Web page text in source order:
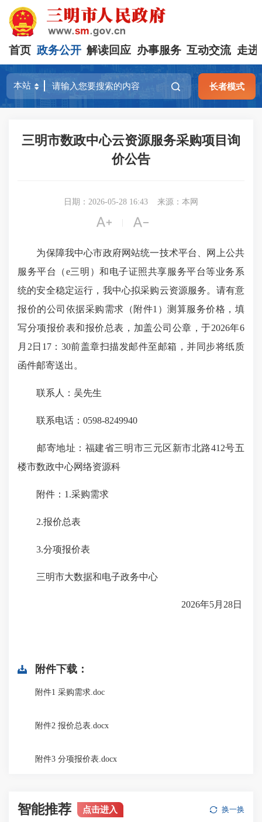
首页 政务公开 解读回应 办事服务 互动交流 走进
长者模式
三明市数政中心云资源服务采购项目询
价公告
日期：2026-05-28 16:43 来源：本网
 
为保障我中心市政府网站统一技术平台、网上公共
服务平台（e三明）和电子证照共享服务平台等业务系
统的安全稳定运行，我中心拟采购云资源服务。请有意
报价的公司依据采购需求（附件1）测算服务价格，填
写分项报价表和报价总表，加盖公司公章，于2026年6
月2日17：30前盖章扫描发邮件至邮箱，并同步将纸质
函件邮寄送出。
联系人：吴先生
联系电话：0598-8249940
邮寄地址：福建省三明市三元区新市北路412号五
楼市数政中心网络资源科
附件：1.采购需求
2.报价总表
3.分项报价表
三明市大数据和电子政务中心
2026年5月28日
附件下载：
附件1 采购需求.doc
附件2 报价总表.docx
附件3 分项报价表.docx
智能推荐 点击进入 换一换